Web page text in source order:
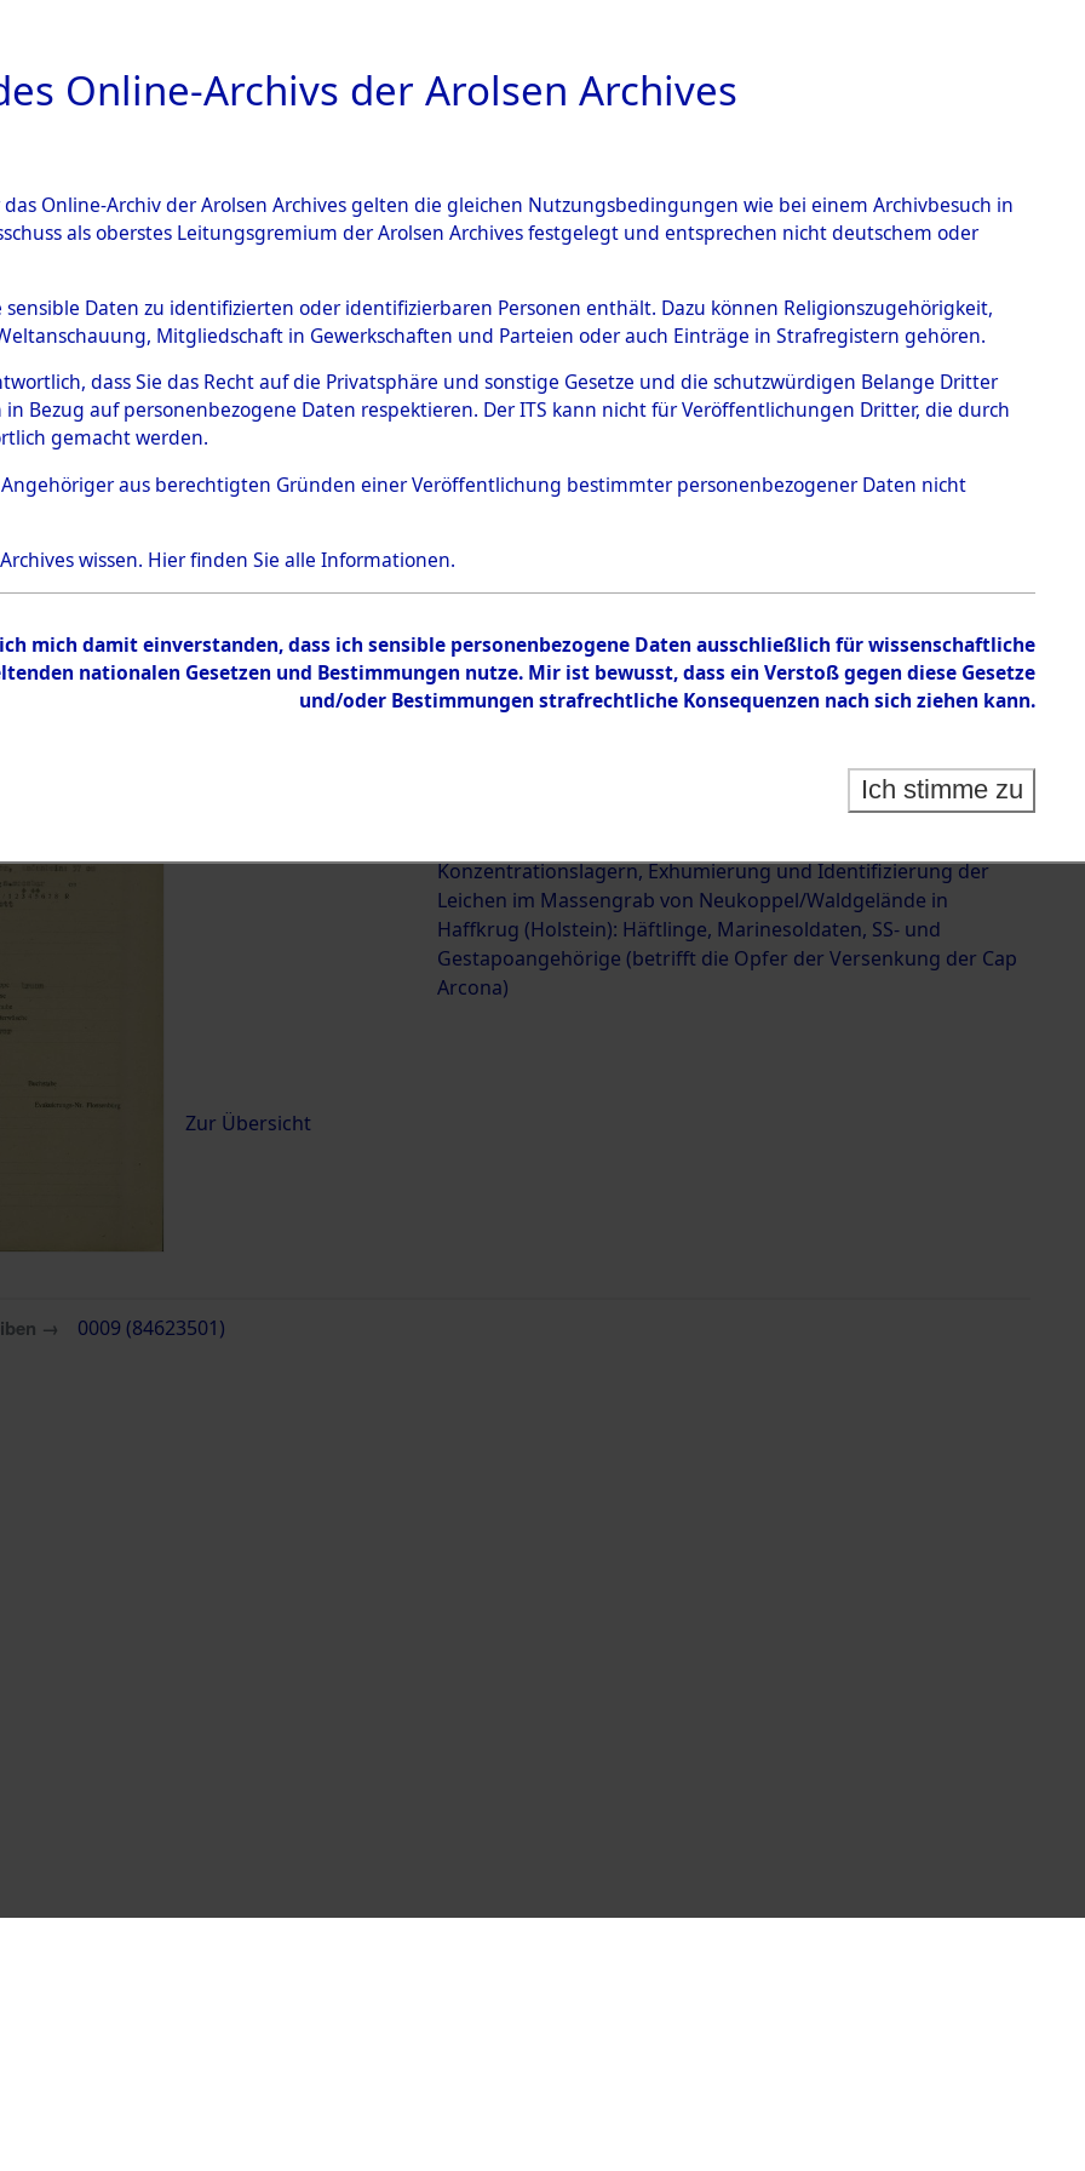
ARCHIVALE ÜBERSICHT BILD
und Identifizierung der im Landkreis Neunburg
ermordeten Häftlinge aus deutschen
Exhumierung und Identifizierung der
von Neukoppel/Waldgelände in Haffkrug
(betrifft die Opfer der Versenkung der Cap
0004 (84623492)→0009 (84623501)
Exhumierung und Identifizierung der im Landkreis Neunburg
Konzentrationslagern, Exhumierung und Identifizierung der
Leichen im Massengrab von Neukoppel/Waldgelände in
Haffkrug (Holstein): Häftlinge, Marinesoldaten, SS- und
Gestapoangehörige (betrifft die Opfer der Versenkung der Cap
Arcona)
Zur Übersicht
→ 0009 (84623501)
Online-Archivs der Arolsen Archives
Online-Archiv der Arolsen Archives gelten die gleichen Nutzungsbedingungen wie bei einem Archivbesuch in
als oberstes Leitungsgremium der Arolsen Archives festgelegt und entsprechen nicht deutschem oder
sensible Daten zu identifizierten oder identifizierbaren Personen enthält. Dazu können Religionszugehörigkeit,
Mitgliedschaft in Gewerkschaften und Parteien oder auch Einträge in Strafregistern gehören.
dass Sie das Recht auf die Privatsphäre und sonstige Gesetze und die schutzwürdigen Belange Dritter
Bezug auf personenbezogene Daten respektieren. Der ITS kann nicht für Veröffentlichungen Dritter, die durch
gemacht werden.
Angehöriger aus berechtigten Gründen einer Veröffentlichung bestimmter personenbezogener Daten nicht
wissen. Hierfinden Sie alle Informationen.
mich damit einverstanden, dass ich sensible personenbezogene Daten ausschließlich für wissenschaftliche
nationalen Gesetzen und Bestimmungen nutze. Mir ist bewusst, dass ein Verstoß gegen diese Gesetze
und/oder Bestimmungen strafrechtliche Konsequenzen nach sich ziehen kann.
Ich stimme zu